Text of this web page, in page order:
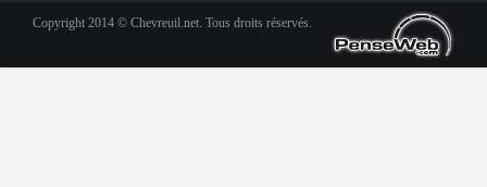
Copyright 2014 © Chevreuil.net. Tous droits réservés.